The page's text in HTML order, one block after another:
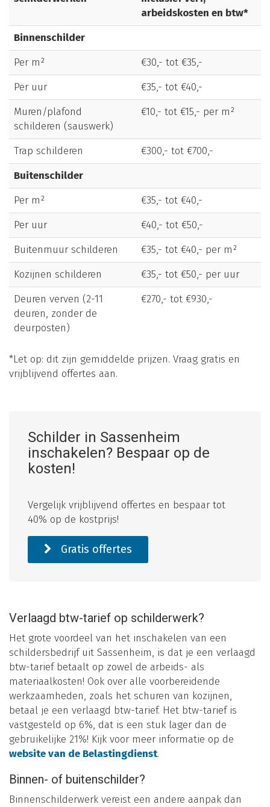
arbeidskosten en btw*
Binnenschilder
Per m²
€30,- tot €35,-
Per uur
€35,- tot €40,-
Muren/plafond
schilderen (sauswerk)
€10,- tot €15,- per m²
Trap schilderen
€300,- tot €700,-
Buitenschilder
Per m²
€35,- tot €40,-
Per uur
€40,- tot €50,-
Buitenmuur schilderen
€35,- tot €40,- per m²
Kozijnen schilderen
€35,- tot €50,- per uur
Deuren verven (2-11
deuren, zonder de
deurposten)
€270,- tot €930,-
*Let op: dit zijn gemiddelde prijzen. Vraag gratis en
vrijblijvend offertes aan.
Schilder in Sassenheim
inschakelen? Bespaar op de
kosten!
Vergelijk vrijblijvend offertes en bespaar tot
40% op de kostprijs!
Gratis offertes
Verlaagd btw-tarief op schilderwerk?
Het grote voordeel van het inschakelen van een
schildersbedrijf uit Sassenheim, is dat je een verlaagd
btw-tarief betaalt op zowel de arbeids- als
materiaalkosten! Ook over alle voorbereidende
werkzaamheden, zoals het schuren van kozijnen,
betaal je een verlaagd btw-tarief. Het btw-tarief is
vastgesteld op 6%, dat is een stuk lager dan de
gebruikelijke 21%! Kijk voor meer informatie op de
website van de Belastingdienst.
Binnen- of buitenschilder?
Binnenschilderwerk vereist een andere aanpak dan